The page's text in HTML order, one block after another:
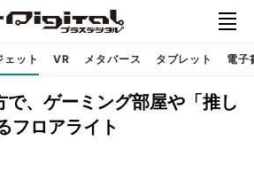
ェット VR メタバース タブレット 電子
で、ゲーミング部屋や「推し
フロアライト